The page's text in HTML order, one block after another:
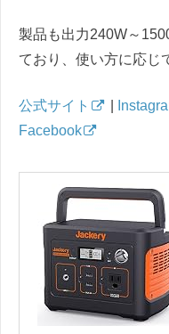
製品も出力240W～
ており、使い方に応じ
公式サイト
Facebook